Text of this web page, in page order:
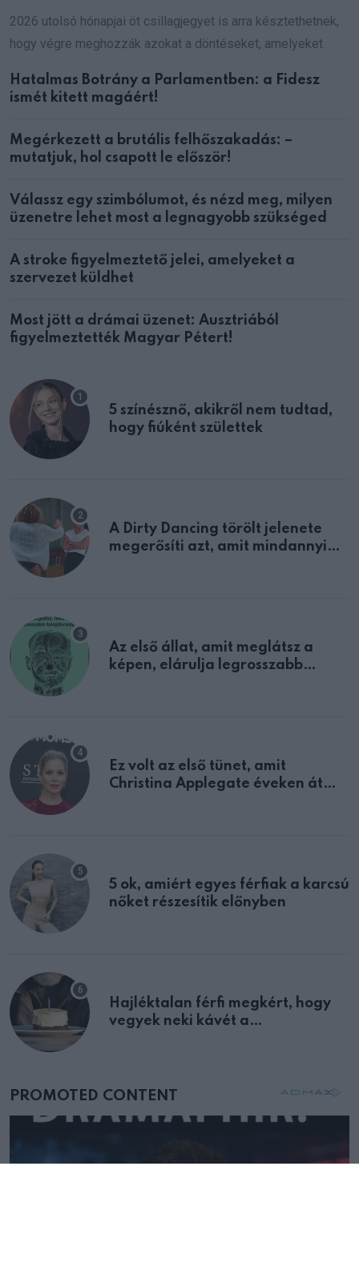
2026 utolsó hónapjai öt csillagjegyet is arra késztethetnek,
hogy végre meghozzák azokat a döntéseket, amelyeket
Hatalmas Botrány a Parlamentben: a Fidesz
ismét kitett magáért!
Megérkezett a brutális felhőszakadás: –
mutatjuk, hol csapott le először!
Válassz egy szimbólumot, és nézd meg, milyen
üzenetre lehet most a legnagyobb szükséged
A stroke figyelmeztető jelei, amelyeket a
szervezet küldhet
Most jött a drámai üzenet: Ausztriából
figyelmeztették Magyar Pétert!
5 színésznő, akikről nem tudtad,
hogy fiúként születtek
A Dirty Dancing törölt jelenete
megerősíti azt, amit mindannyian
Az első állat, amit meglátsz a
képen, elárulja legrosszabb
Ez volt az első tünet, amit
Christina Applegate éveken át
5 ok, amiért egyes férfiak a karcsú
nőket részesítik előnyben
Hajléktalan férfi megkért, hogy
vegyek neki kávét a